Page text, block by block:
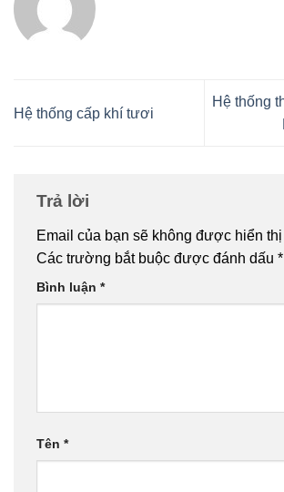
Hệ thống cấp khí tươi
Hệ thống
Trả lời
Email của bạn sẽ không được hiển
Các trường bắt buộc được đánh dấu *
Bình luận *
Tên *